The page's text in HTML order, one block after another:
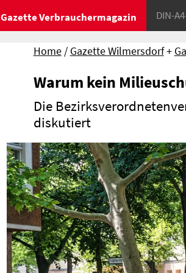
Gazette Verbrauchermagazin DIN-
Home Gazette Wilmersdorf+
Warum kein
Die
diskutiert